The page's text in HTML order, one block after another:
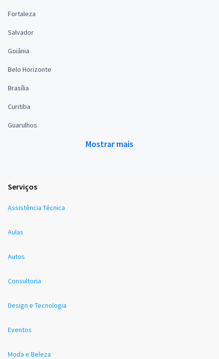
Fortaleza
Salvador
Goiânia
Belo Horizonte
Brasília
Curitiba
Guarulhos
Mostrar mais
Serviços
Assistência Técnica
Aulas
Autos
Consultoria
Design e Tecnologia
Eventos
Moda e Beleza